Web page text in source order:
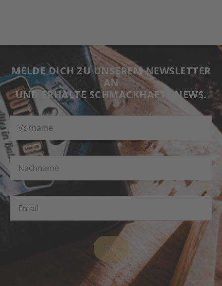
MELDE DICH ZU UNSEREM NEWSLETTER
AN
UND ERHALTE SCHMACKHAFTE NEWS.
OK